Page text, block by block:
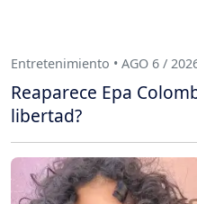
Entretenimiento • AGO 6 /
Reaparece Epa
libertad?